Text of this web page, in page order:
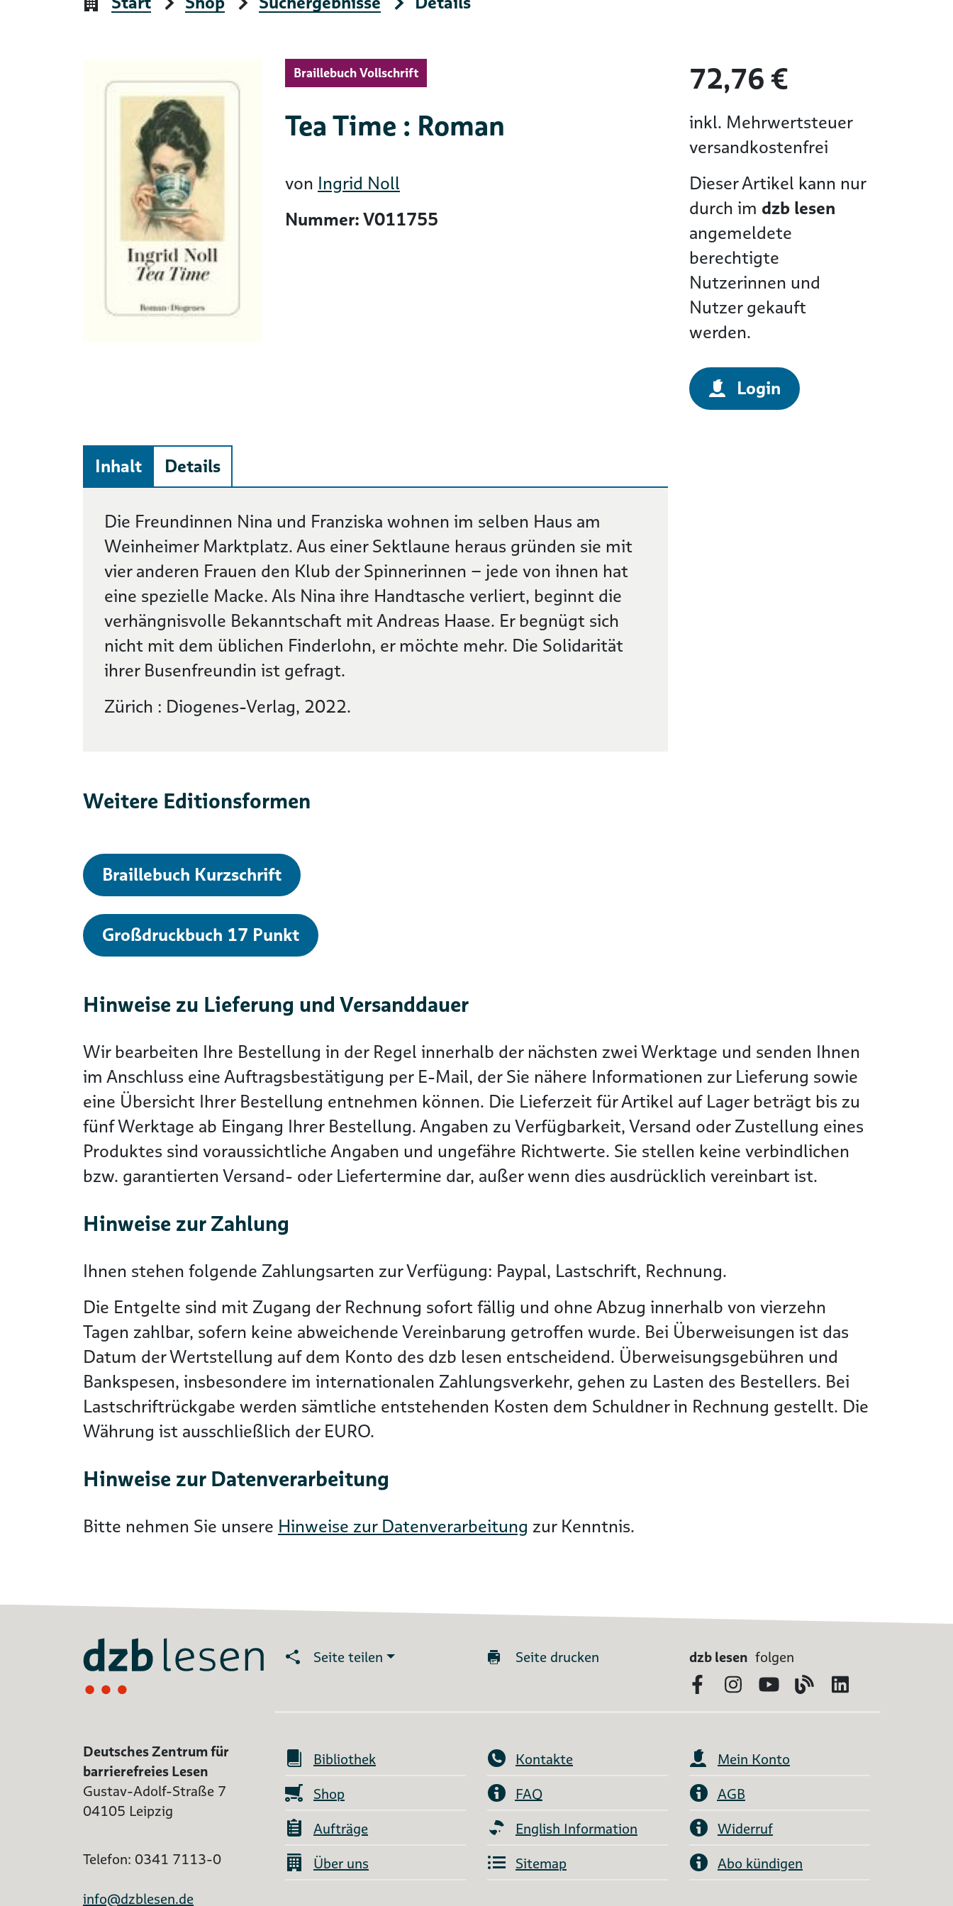
Braillebuch Vollschrift
Tea Time : Roman
von Ingrid Noll
Nummer: V011755
72,76 €
inkl. Mehrwertsteuer
versandkostenfrei
Dieser Artikel kann nur
durch im dzb lesen
angemeldete
berechtigte
Nutzerinnen und
Nutzer gekauft
werden.
Login
Inhalt Details
Beschreibung
Die Freundinnen Nina und Franziska wohnen im selben Haus am
Weinheimer Marktplatz. Aus einer Sektlaune heraus gründen sie mit
vier anderen Frauen den Klub der Spinnerinnen – jede von ihnen hat
eine spezielle Macke. Als Nina ihre Handtasche verliert, beginnt die
verhängnisvolle Bekanntschaft mit Andreas Haase. Er begnügt sich
nicht mit dem üblichen Finderlohn, er möchte mehr. Die Solidarität
ihrer Busenfreundin ist gefragt.
Zürich : Diogenes-Verlag, 2022.
Weitere Editionsformen
Braillebuch Kurzschrift
Großdruckbuch 17 Punkt
Hinweise zu Lieferung und Versanddauer
Wir bearbeiten Ihre Bestellung in der Regel innerhalb der nächsten zwei Werktage und senden Ihnen
im Anschluss eine Auftragsbestätigung per E-Mail, der Sie nähere Informationen zur Lieferung sowie
eine Übersicht Ihrer Bestellung entnehmen können. Die Lieferzeit für Artikel auf Lager beträgt bis zu
fünf Werktage ab Eingang Ihrer Bestellung. Angaben zu Verfügbarkeit, Versand oder Zustellung eines
Produktes sind voraussichtliche Angaben und ungefähre Richtwerte. Sie stellen keine verbindlichen
bzw. garantierten Versand- oder Liefertermine dar, außer wenn dies ausdrücklich vereinbart ist.
Hinweise zur Zahlung
Ihnen stehen folgende Zahlungsarten zur Verfügung: Paypal, Lastschrift, Rechnung.
Die Entgelte sind mit Zugang der Rechnung sofort fällig und ohne Abzug innerhalb von vierzehn
Tagen zahlbar, sofern keine abweichende Vereinbarung getroffen wurde. Bei Überweisungen ist das
Datum der Wertstellung auf dem Konto des dzb lesen entscheidend. Überweisungsgebühren und
Bankspesen, insbesondere im internationalen Zahlungsverkehr, gehen zu Lasten des Bestellers. Bei
Lastschriftrückgabe werden sämtliche entstehenden Kosten dem Schuldner in Rechnung gestellt. Die
Währung ist ausschließlich der EURO.
Hinweise zur Datenverarbeitung
Bitte nehmen Sie unsere Hinweise zur Datenverarbeitung zur Kenntnis.
Seite teilen Seite drucken dzb lesen folgen
FacebookInstagram
YouTubeBlog
Deutsches Zentrum für
barrierefreies Lesen
Gustav-Adolf-Straße 7
04105 Leipzig
Telefon: 0341 7113-0
info@dzblesen.de
Bibliothek Kontakte
Mein Konto
Shop
FAQ
AGB
Aufträge
English Information
Widerruf
Über uns
Sitemap Abo kündigen